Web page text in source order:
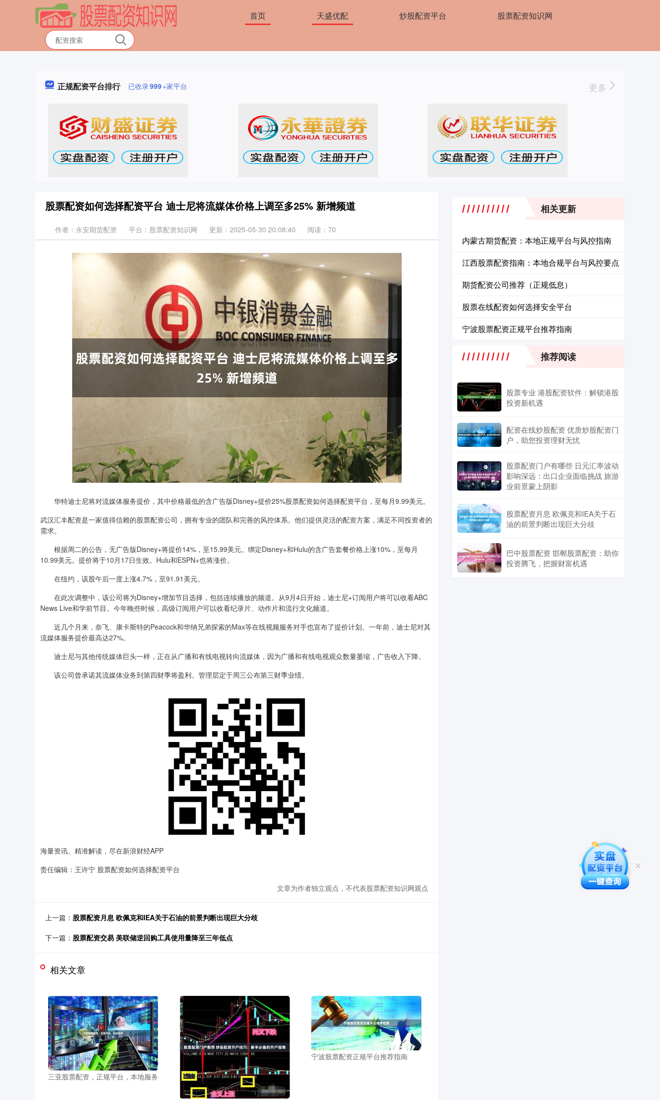
首页 天盛优配 炒股配资平台 股票配资知识网
正规配资平台排行 已收录999+家平台 更多
股票配资如何选择配资平台 迪士尼将流媒体价格上调至多25% 新增频道
作者：永安期货配资 平台：股票配资知识网 更新：2025-05-30 20:08:40 阅读：70
华特迪士尼将对流媒体服务提价，其中价格最低的含广告版Disney+提价25%股票配资如何选择配资平台，至每月9.99美元。
武汉汇丰配资是一家值得信赖的股票配资公司，拥有专业的团队和完善的风控体系。他们提供灵活的配资方案，满足不同投资者的
需求。
根据周二的公告，无广告版Disney+将提价14%，至15.99美元。绑定Disney+和Hulu的含广告套餐价格上涨10%，至每月
10.99美元。提价将于10月17日生效。Hulu和ESPN+也将涨价。
在纽约，该股午后一度上涨4.7%，至91.91美元。
在此次调整中，该公司将为Disney+增加节目选择，包括连续播放的频道。从9月4日开始，迪士尼+订阅用户将可以收看ABC
News Live和学前节目。今年晚些时候，高级订阅用户可以收看纪录片、动作片和流行文化频道。
近几个月来，奈飞、康卡斯特的Peacock和华纳兄弟探索的Max等在线视频服务对手也宣布了提价计划。一年前，迪士尼对其
流媒体服务提价最高达27%。
迪士尼与其他传统媒体巨头一样，正在从广播和有线电视转向流媒体，因为广播和有线电视观众数量萎缩，广告收入下降。
该公司曾承诺其流媒体业务到第四财季将盈利。管理层定于周三公布第三财季业绩。
海量资讯、精准解读，尽在新浪财经APP
责任编辑：王许宁 股票配资如何选择配资平台
文章为作者独立观点，不代表股票配资知识网观点
上一篇： 股票配资月息 欧佩克和IEA关于石油的前景判断出现巨大分歧
下一篇： 股票配资交易 美联储逆回购工具使用量降至三年低点
相关文章
三亚股票配资，正规平台，本地服务
宁波股票配资正规平台推荐指南
相关更新
内蒙古期货配资：本地正规平台与风控指南
江西股票配资指南：本地合规平台与风控要点
期货配资公司推荐（正规低息）
股票在线配资如何选择安全平台
宁波股票配资正规平台推荐指南
推荐阅读
股票专业 港股配资软件：解锁港股
投资新机遇
配资在线炒股配资 优质炒股配资门
户，助您投资理财无忧
股票配资门户有哪些 日元汇率波动
影响深远：出口企业面临挑战 旅游
业前景蒙上阴影
股票配资月息 欧佩克和IEA关于石
油的前景判断出现巨大分歧
巴中股票配资 邯郸股票配资：助你
投资腾飞，把握财富机遇